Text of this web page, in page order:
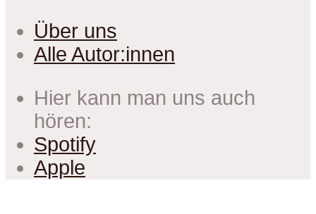
Über uns
Alle Autor:innen
Hier kann man uns auch
hören:
Spotify
Apple